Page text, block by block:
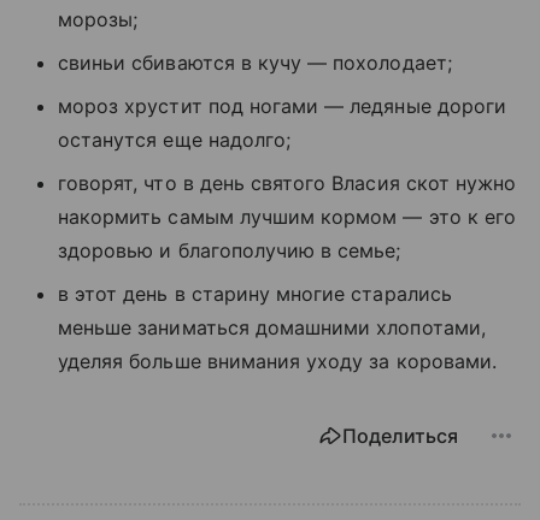
морозы;
свиньи сбиваются в кучу — похолодает;
мороз хрустит под ногами — ледяные дороги
останутся еще надолго;
говорят, что в день святого Власия скот нужно
накормить самым лучшим кормом — это к его
здоровью и благополучию в семье;
в этот день в старину многие старались
меньше заниматься домашними хлопотами,
уделяя больше внимания уходу за коровами.
Поделиться